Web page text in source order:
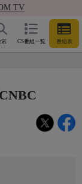
TV
CS番組一覧 番組表
索